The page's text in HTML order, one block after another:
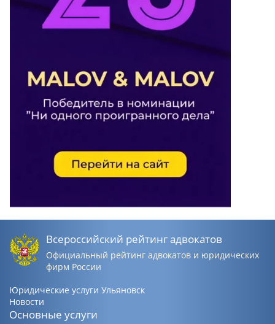
Всероссийский рейтинг адвокатов
Официальный рейтинг адвокатов и юридических
фирм России
Юридические услуги Ульяновск
Новости
Основные услуги